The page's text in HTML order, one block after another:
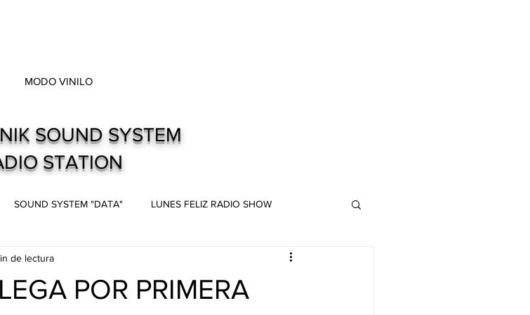
MODO VINILO
SOUND SYSTEM
STATION
SOUND SYSTEM "DATA" LUNES FELIZ RADIO SHOW
Recitales. "DUB MEETING LYRICS"
POR PRIMERA
de lectura